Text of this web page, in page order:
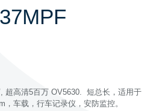
超高清5百万 OV5630. 短总长，适用于
，车载，行车记录仪，安防监控。